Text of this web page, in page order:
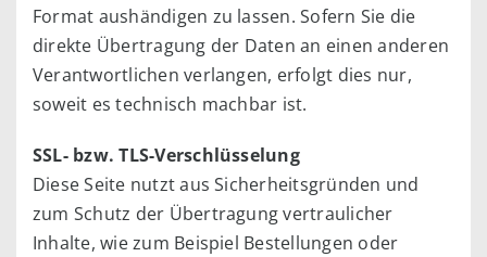
Format aushändigen zu lassen. Sofern Sie die
direkte Übertragung der Daten an einen anderen
Verantwortlichen verlangen, erfolgt dies nur,
soweit es technisch machbar ist.
SSL- bzw. TLS-Verschlüsselung
Diese Seite nutzt aus Sicherheitsgründen und
zum Schutz der Übertragung vertraulicher
Inhalte, wie zum Beispiel Bestellungen oder